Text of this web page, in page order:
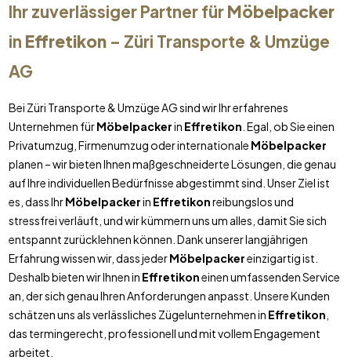
Ihr zuverlässiger Partner fürMöbelpacker
in Effretikon– Züri Transporte & Umzüge
AG
Bei Züri Transporte & Umzüge AG sind wir Ihr erfahrenes
Unternehmen fürMöbelpackerin Effretikon . Egal, ob Sie einen
Privatumzug, Firmenumzug oder internationale Möbelpacker
planen – wir bieten Ihnen maßgeschneiderte Lösungen, die genau
auf Ihre individuellen Bedürfnisse abgestimmt sind. Unser Ziel ist
es, dass IhrMöbelpackerin Effretikonreibungslos und
stressfrei verläuft, und wir kümmern uns um alles, damit Sie sich
entspannt zurücklehnen können. Dank unserer langjährigen
Erfahrung wissen wir, dass jederMöbelpackereinzigartig ist.
Deshalb bieten wir Ihnen in Effretikoneinen umfassenden Service
an, der sich genau Ihren Anforderungen anpasst. Unsere Kunden
schätzen uns als verlässliches Zügelunternehmen in Effretikon
das termingerecht, professionell und mit vollem Engagement
arbeitet.